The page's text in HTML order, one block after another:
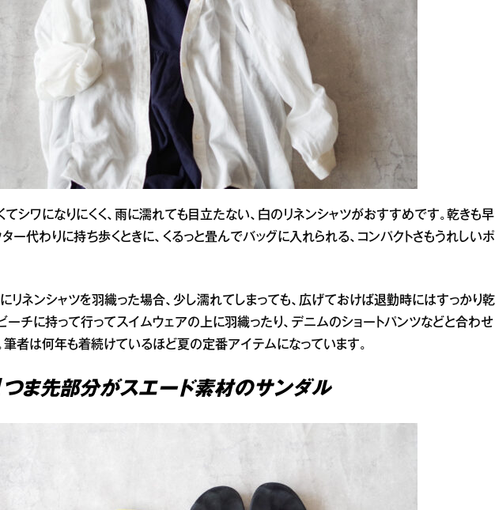
シワになりにくく、雨に濡れても目立たない、白のリネンシャツがおすすめです。乾きも早
ー代わりに持ち歩くときに、くるっと畳んでバッグに入れられる、コンパクトさもうれしいポ
リネンシャツを羽織った場合、少し濡れてしまっても、広げておけば退勤時にはすっかり乾
ーチに持って行ってスイムウェアの上に羽織ったり、デニムのショートパンツなどと合わせ
筆者は何年も着続けているほど夏の定番アイテムになっています。
つま先部分がスエード素材のサンダル